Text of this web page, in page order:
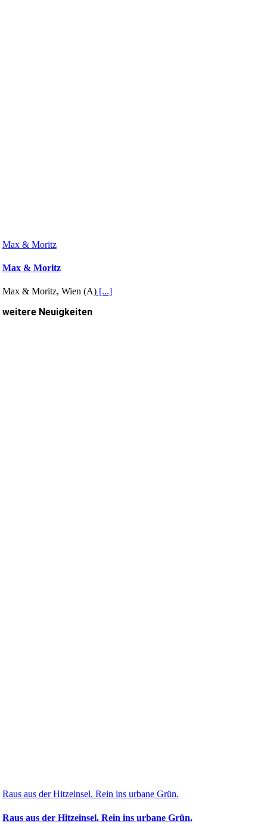
Max & Moritz
Max & Moritz
Max & Moritz, Wien (A)[...]
weitere Neuigkeiten
Raus aus der Hitzeinsel. Rein ins urbane Grün.
Raus aus der Hitzeinsel. Rein ins urbane Grün.